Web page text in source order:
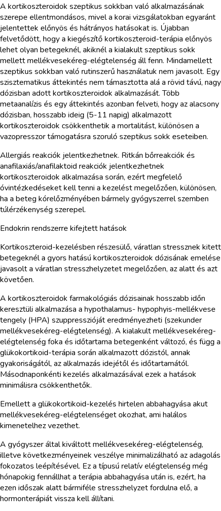
A kortikoszteroidok szeptikus sokkban való alkalmazásának
szerepe ellentmondásos, mivel a korai vizsgálatokban egyaránt
jelentettek előnyös és hátrányos hatásokat is. Újabban
felvetődött, hogy a kiegészítő kortikoszteroid-terápia előnyös
lehet olyan betegeknél, akiknél a kialakult szeptikus sokk
mellett mellékvesekéreg-elégtelenség áll fenn. Mindamellett
szeptikus sokkban való rutinszerű használatuk nem javasolt. Egy
szisztematikus áttekintés nem támasztotta alá a rövid távú, nagy
dózisban adott kortikoszteroidok alkalmazását. Több
metaanalízis és egy áttekintés azonban felveti, hogy az alacsony
dózisban, hosszabb ideig (5-11 napig) alkalmazott
kortikoszteroidok csökkenthetik a mortalitást, különösen a
vazopresszor támogatásra szoruló szeptikus sokk eseteiben.
Allergiás reakciók jelentkezhetnek. Ritkán bőrreakciók és
anafilaxiás/anafilaktoid reakciók jelentkezhetnek
kortikoszteroidok alkalmazása során, ezért megfelelő
óvintézkedéseket kell tenni a kezelést megelőzően, különösen,
ha a beteg kórelőzményében bármely gyógyszerrel szemben
túlérzékenység szerepel.
Endokrin rendszerre kifejtett hatások
Kortikoszteroid-kezelésben részesülő, váratlan stressznek kitett
betegeknél a gyors hatású kortikoszteroidok dózisának emelése
javasolt a váratlan stresszhelyzetet megelőzően, az alatt és azt
követően.
A kortikoszteroidok farmakológiás dózisainak hosszabb időn
keresztüli alkalmazása a hypothalamus- hypophyis-mellékvese
tengely (HPA) szuppresszióját eredményezheti (szekunder
mellékvesekéreg-elégtelenség). A kialakult mellékvesekéreg-
elégtelenség foka és időtartama betegenként változó, és függ a
glükokortikoid-terápia során alkalmazott dózistól, annak
gyakoriságától, az alkalmazás idejétől és időtartamától.
Másodnaponkénti kezelés alkalmazásával ezek a hatások
minimálisra csökkenthetők.
Emellett a glükokortikoid-kezelés hirtelen abbahagyása akut
mellékvesekéreg-elégtelenséget okozhat, ami halálos
kimenetelhez vezethet.
A gyógyszer által kiváltott mellékvesekéreg-elégtelenség,
illetve következményeinek veszélye minimalizálható az adagolás
fokozatos leépítésével. Ez a típusú relatív elégtelenség még
hónapokig fennállhat a terápia abbahagyása után is, ezért, ha
ezen időszak alatt bármiféle stresszhelyzet fordulna elő, a
hormonterápiát vissza kell állítani.